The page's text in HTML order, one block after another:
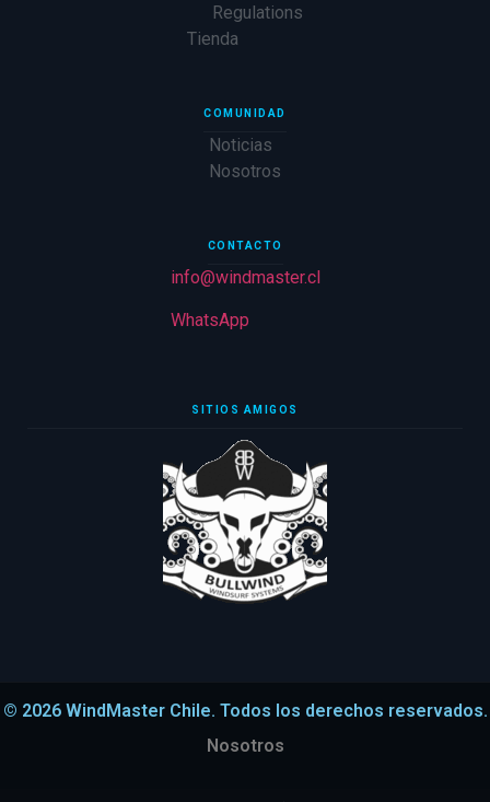
Regulations
Tienda
COMUNIDAD
Noticias
Nosotros
CONTACTO
info@windmaster.cl
WhatsApp
SITIOS AMIGOS
© 2026 WindMaster Chile. Todos los derechos reservados.
Nosotros